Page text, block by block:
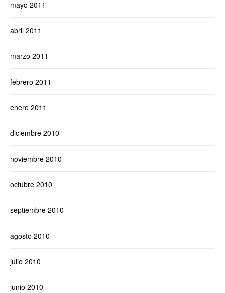
mayo 2011
abril 2011
marzo 2011
febrero 2011
enero 2011
diciembre 2010
noviembre 2010
octubre 2010
septiembre 2010
agosto 2010
julio 2010
junio 2010